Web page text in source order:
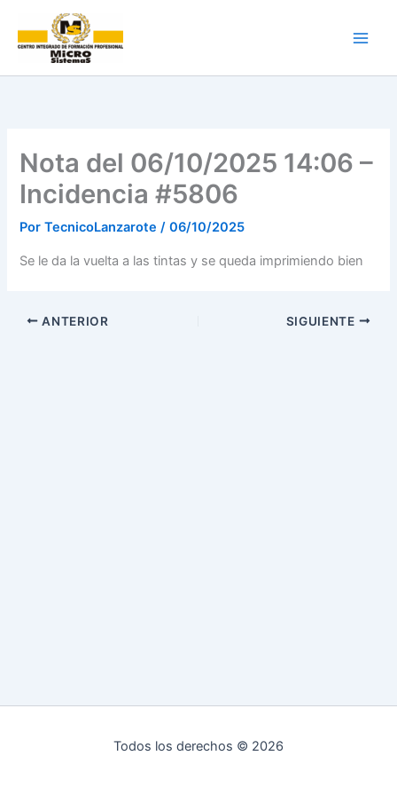
contenido
Nota del 06/10/2025 14:06 –
Incidencia #5806
PorTecnicoLanzarote/06/10/2025
Se le da la vuelta a las tintas y se queda imprimiendo bien
ANTERIOR SIGUIENTE
Todos los derechos © 2026